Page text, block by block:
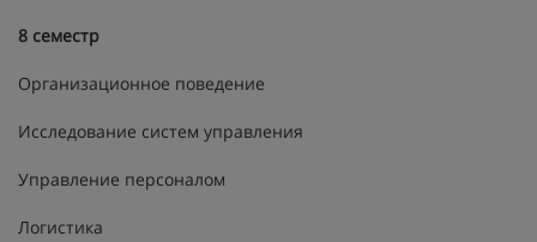
8 семестр
Организационное поведение
Исследование систем управления
Управление персоналом
Логистика